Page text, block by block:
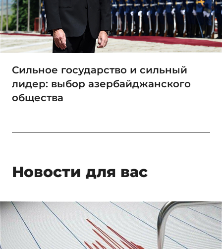
Сильное государство и сильный
лидер: выбор азербайджанского
общества
Новости для вас